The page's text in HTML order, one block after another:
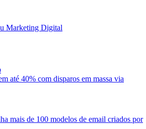
Marketing Digital
até 40% com disparos em massa via
mais de 100 modelos de email criados por